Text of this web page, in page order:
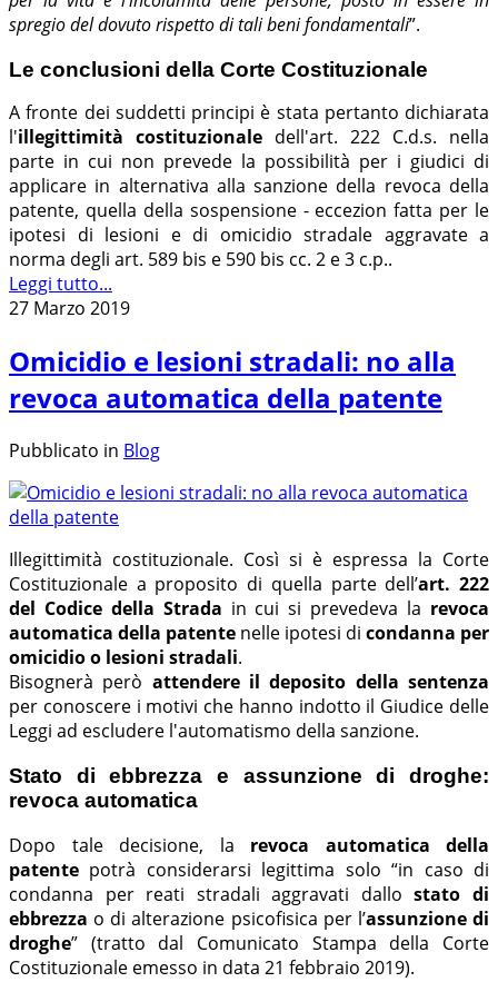
spregio del dovuto rispetto di tali beni fondamentali”.
Le conclusioni della Corte Costituzionale
A fronte dei suddetti principi è stata pertanto dichiarata
l'illegittimità costituzionale dell'art. 222 C.d.s. nella
parte in cui non prevede la possibilità per i giudici di
applicare in alternativa alla sanzione della revoca della
patente, quella della sospensione - eccezion fatta per le
ipotesi di lesioni e di omicidio stradale aggravate a
norma degli art. 589 bis e 590 bis cc. 2 e 3 c.p..
Leggi tutto...
27 Marzo 2019
Omicidio e lesioni stradali: no alla
revoca automatica della patente
Pubblicato in Blog
Illegittimità costituzionale. Così si è espressa la Corte
Costituzionale a proposito di quella parte dell’art. 222
del Codice della Strada in cui si prevedeva la revoca
automatica della patente nelle ipotesi di condanna per
omicidio o lesioni stradali.
Bisognerà però attendere il deposito della sentenza
per conoscere i motivi che hanno indotto il Giudice delle
Leggi ad escludere l'automatismo della sanzione.
Stato di ebbrezza e assunzione di droghe:
revoca automatica
Dopo tale decisione, la revoca automatica della
patente potrà considerarsi legittima solo “in caso di
condanna per reati stradali aggravati dallostato di
ebbrezza o di alterazione psicofisica per l’assunzione di
droghe” (tratto dal Comunicato Stampa della Corte
Costituzionale emesso in data 21 febbraio 2019).